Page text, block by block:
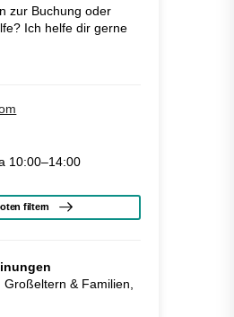
zur Buchung oder
Ich helfe dir gerne
10:00–14:00
filtern
& Familien,